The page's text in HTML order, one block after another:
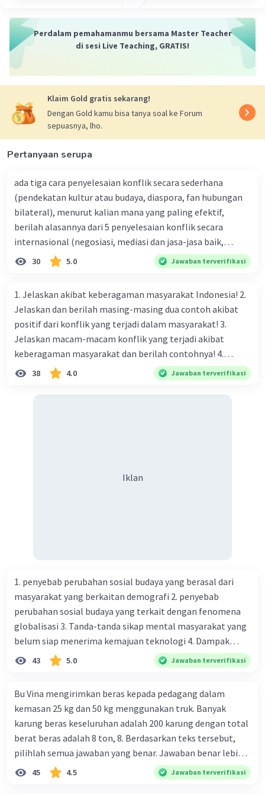
didahului harakat fathah.
•Tarqiq: سَرِيْعُ
Surah al-Maidah ayat 5
•Tafkhim: : الْآخِرَةِ(alaakhirati)
Penjelasan: Huruf Kha (خ) merupakan salah satu
huruf isti'la (huruf yang selalu dibaca tebal).
•Tarqiq: : غَيْرَ (ghoira)
Penjelasan: Meskipun huruf Ra (ر)berharakat
riwayat Hafs dari Ashim (bacaan umum di
Indonesia), kata ini dibaca tipis (tarqiq) karena
ada huruf Ya sukun sebelumnya (hukum Ra yang
bisa dibaca dua wajah, namun tarqiq lebih
umum).
Beri Rating Balas
Perdalam pemahamanmu bersama Master Teacher
di sesi Live Teaching, GRATIS!
Klaim Gold gratis sekarang!
Dengan Gold kamu bisa tanya soal ke Forum
sepuasnya, lho.
Pertanyaan serupa
ada tiga cara penyelesaian konflik secara sederhana
(pendekatan kultur atau budaya, diaspora, fan hubungan
bilateral), menurut kalian mana yang paling efektif,
berilah alasannya dari 5 penyelesaian konflik secara
internasional (negosiasi, mediasi dan jasa-jasa baik,
konsiliasi, penyelidikan, dan penyelesaian di bawah
naungan organisasi PBB), menurut kalian mana yang
30 5.0 Jawaban terverifikasi
1. Jelaskan akibat keberagaman masyarakat Indonesia! 2.
Jelaskan dan berilah masing-masing dua contoh akibat
positif dari konflik yang terjadi dalam masyarakat! 3.
Jelaskan macam-macam konflik yang terjadi akibat
keberagaman masyarakat dan berilah contohnya! 4.
Mengapa dalam masyarakat yang memiliki keberagaman
38 4.0 Jawaban terverifikasi
Iklan
1. penyebab perubahan sosial budaya yang berasal dari
masyarakat yang berkaitan demografi 2. penyebab
perubahan sosial budaya yang terkait dengan fenomena
globalisasi 3. Tanda-tanda sikap mental masyarakat yang
belum siap menerima kemajuan teknologi 4. Dampak
modernisasi dalam kehidupan sosial masyarakat 5.
Kegiatan manusia di bidang ekonomi yang menunjukkan
modernisasi di bidang ilmu pengetahuan dan pendidikan
terhadap pola pikir masyarakat 7. Konsep mengenai
proses modernisasi di masyarakat seringkali mengalami
kesalahan pahaman, salah satunya kesalahan tersebut
menganggap jika menjadi modern adalah mengikuti... 8.
arti dari globalisasi 9. Bentuk kearifan lokal di wilayah
43 5.0 Jawaban terverifikasi
Bu Vina mengirimkan beras kepada pedagang dalam
kemasan 25 kg dan 50 kg menggunakan truk. Banyak
karung beras keseluruhan adalah 200 karung dengan total
berat beras adalah 8 ton, 8. Berdasarkan teks tersebut,
pilihlah semua jawaban yang benar. Jawaban benar lebih
dari satu. Banyak karung beras kemasan 25 kg adalah 50
buah. Banyak karung beras kemasan 50 kg adalah 150
45 4.5 Jawaban terverifikasi